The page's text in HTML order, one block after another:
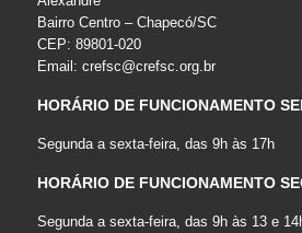
Bairro Centro – Chapecó/SC
CEP: 89801-020
Email: crefsc@crefsc.org.br
HORÁRIO DE FUNCIONAMENTO
Segunda a sexta-feira, das 9h às 17h
HORÁRIO DE FUNCIONAMENTO
Segunda a sexta-feira, das 9h às 13 e